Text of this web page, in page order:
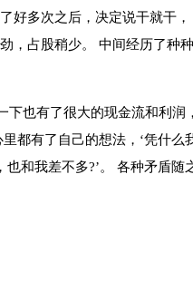
好多次之后，决定说干就干
，占股稍少。 中间经历了种
下也有了很大的现金流和利
都有了自己的想法，‘凭什
也和我差不多?’。 各种矛盾